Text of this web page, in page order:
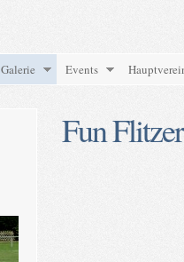
Galerie Events
Fun Flitzer